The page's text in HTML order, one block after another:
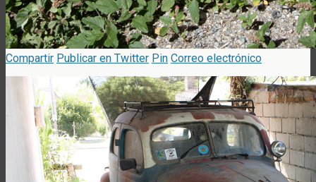
Compartir Publicar en Twitter Pin Correo electrónico